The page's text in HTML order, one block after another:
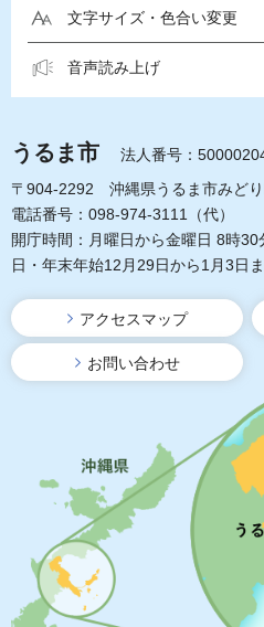
文字サイズ・色合い変更
音声読み上げ
うるま市
法人番号：
〒904-2292 沖縄県うるま市みど
電話番号：098-974-3111（代）
開庁時間：月曜日から金曜日 8時
日・年末年始12月29日から1月3日ま
アクセスマップ
お問い合わせ